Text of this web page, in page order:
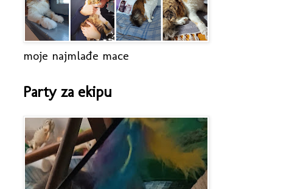
moje najmlađe mace
Party za ekipu